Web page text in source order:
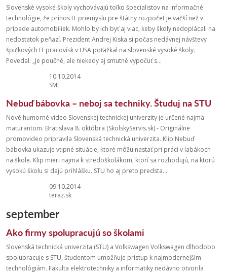
Slovenské vysoké školy vychovávajú toľko špecialistov na informačné
technológie, že prínos IT priemyslu pre štátny rozpočet je väčší než v
prípade automobiliek. Mohlo by ich byť aj viac, keby školy nedoplácali na
nedostatok peňazí. Prezident Andrej Kiska si počas nedávnej návštevy
špičkových IT pracovísk v USA poťažkal na slovenské vysoké školy.
Povedal: „Je poučné, ale niekedy aj smutné vypočuť s...
10.10.2014
SME
Nebuď bábovka – neboj sa techniky. Študuj na STU
Nové humorné video Slovenskej technickej univerzity je určené najmä
maturantom. Bratislava 8. októbra (SkolskyServis.sk) - Originálne
promovideo pripravila Slovenská technická univerzita. Klip Nebuď
bábovka ukazuje vtipné situácie, ktoré môžu nastať pri práci v labákoch
na škole. Klip mieri najmä k stredoškolákom, ktorí sa rozhodujú, na ktorú
vysokú školu si dajú prihlášku. STU ho aj preto predsta...
09.10.2014
teraz.sk
september
Ako firmy spolupracujú so školami
Slovenská technická univerzita (STU) a Volkswagen Volkswagen dlhodobo
spolupracuje s STU, študentom umožňuje prístup k najmodernejším
technológiám. Fakulta elektrotechniky a informatiky nedávno otvorila